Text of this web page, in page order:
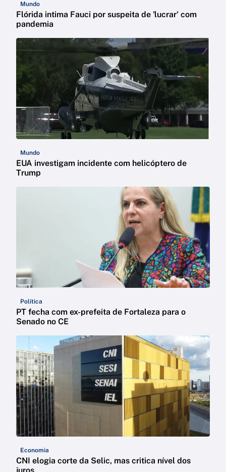
Mundo
Flórida intima Fauci por suspeita de 'lucrar' com
pandemia
Mundo
EUA investigam incidente com helicóptero de
Trump
Política
PT fecha com ex-prefeita de Fortaleza para o
Senado no CE
Economia
CNI elogia corte da Selic, mas critica nível dos